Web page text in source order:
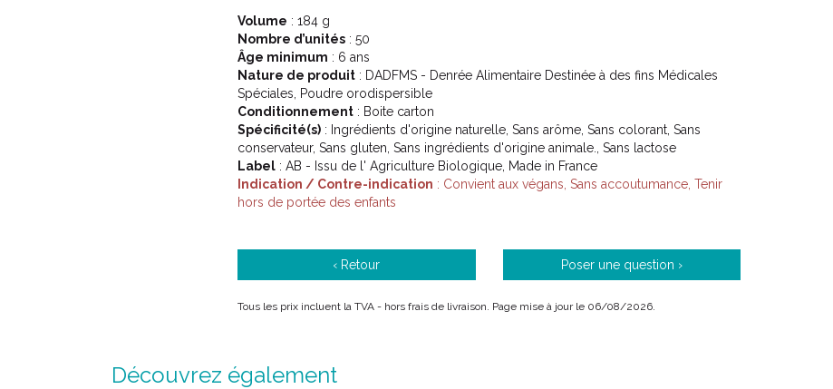
Volume : 184 g
Nombre d’unités : 50
Âge minimum : 6 ans
Nature de produit : DADFMS - Denrée Alimentaire Destinée à des fins Médicales
Spéciales, Poudre orodispersible
Conditionnement : Boite carton
Spécificité(s) : Ingrédients d'origine naturelle, Sans arôme, Sans colorant, Sans
conservateur, Sans gluten, Sans ingrédients d'origine animale., Sans lactose
Label : AB - Issu de l' Agriculture Biologique, Made in France
Indication / Contre-indication : Convient aux végans, Sans accoutumance, Tenir
hors de portée des enfants
‹ Retour Poser une question ›
Tous les prix incluent la TVA - hors frais de livraison. Page mise à jour le 06/08/2026.
Découvrez également